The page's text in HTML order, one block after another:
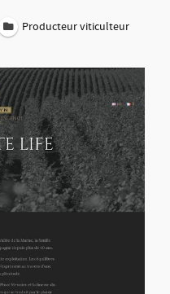
Producteur viticulteur